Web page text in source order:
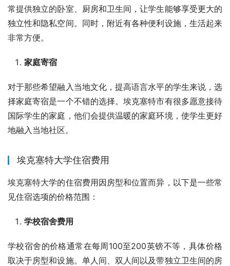
常提供独立的卧室、厨房和卫生间，让学生能够享受更大的
独立性和隐私空间。同时，附近有各种便利设施，生活起来
非常方便。
家庭寄宿
对于那些希望融入当地文化，提高语言水平的学生来说，选
择家庭寄宿是一个不错的选择。埃克塞特市有很多愿意接待
国际学生的家庭，他们会提供温暖的家庭环境，使学生更好
地融入当地社区。
埃克塞特大学住宿费用
埃克塞特大学的住宿费用因房型和位置而异，以下是一些常
见住宿选项的价格范围：
学校宿舍费用
学校宿舍的价格通常在每周100至200英镑不等，具体价格
取决于房型和设施。单人间、双人间以及带独立卫生间的房